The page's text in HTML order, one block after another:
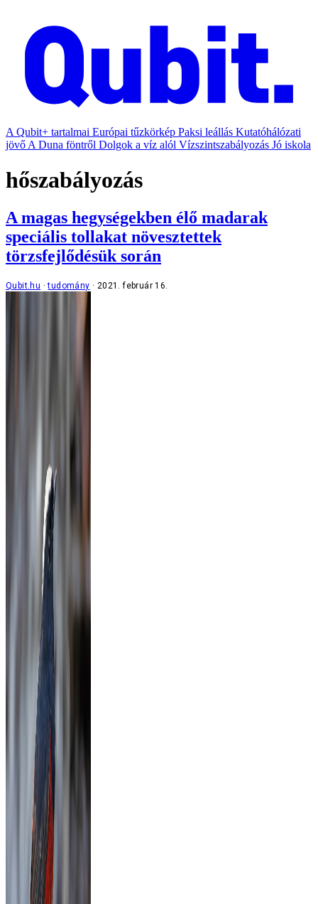
A Qubit+ tartalmai Európai tűzkörkép Paksi leállás Kutatóhálózati
jövő A Duna föntről Dolgok a víz alól Vízszintszabályozás Jó iskola
hőszabályozás
A magas hegységekben élő madarak
speciális tollakat növesztettek
törzsfejlődésük során
Qubit.hu tudomány 2021. február 16.